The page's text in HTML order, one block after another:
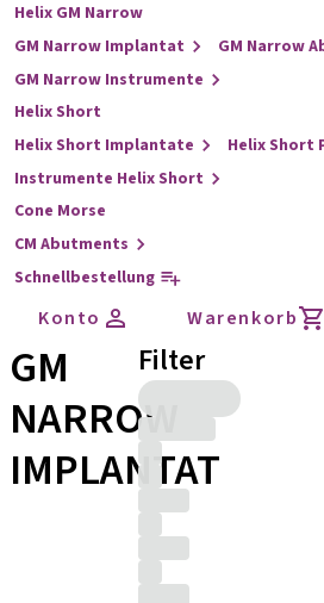
Helix GM Narrow
GM Narrow Implantat
GM Narrow
GM Narrow Instrumente
Helix Short
Helix Short Implantate
Helix Short
Instrumente Helix Short
Cone Morse
CM Abutments
Schnellbestellung
Konto Warenkorb
GM
NARROW
IMPLANTAT
Filter